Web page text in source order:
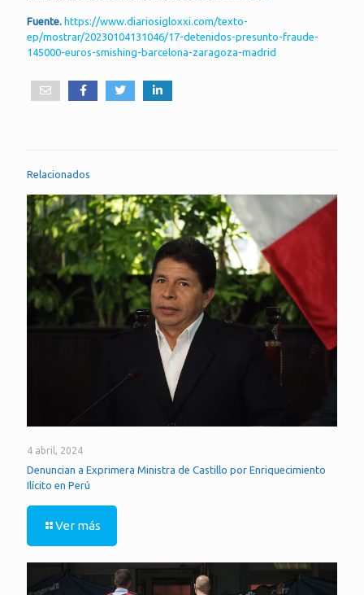
Fuente. https://www.diariosigloxxi.com/texto-
ep/mostrar/20230104131046/17-detenidos-presunto-fraude-
145000-euros-smishing-barcelona-zaragoza-madrid
Relacionados
4 abril, 2024
Denuncian a Exprimera Ministra de Castillo por Enriquecimiento
Ilícito en Perú
Ver más